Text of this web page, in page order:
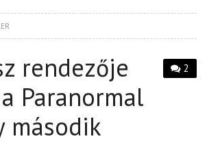
2
rendezője
Paranormal
második